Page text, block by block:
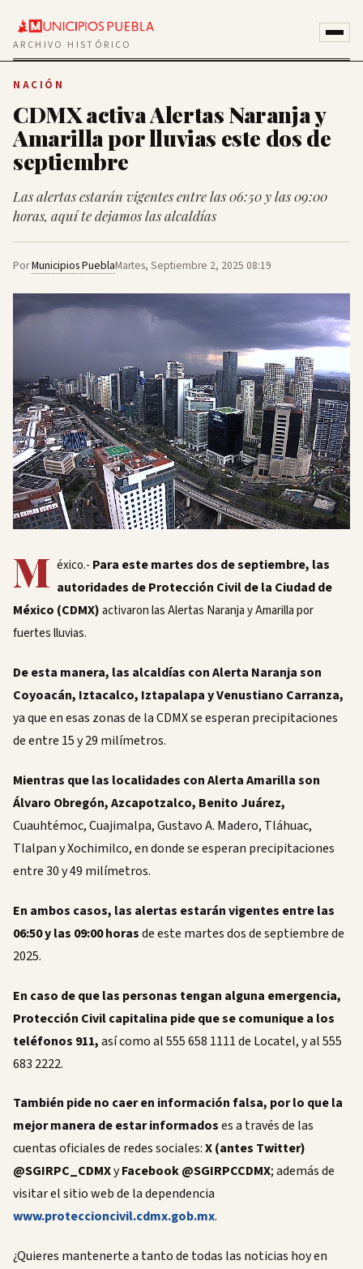
ARCHIVO HISTÓRICO
NACIÓN
CDMX activa Alertas Naranja y
Amarilla por lluvias este dos de
septiembre
Las alertas estarán vigentes entre las 06:50 y las 09:00
horas, aquí te dejamos las alcaldías
PorMunicipios PueblaMartes, Septiembre 2, 2025 08:19
M éxico.- Para este martes dos de septiembre, las
autoridades de Protección Civil de la Ciudad de
México (CDMX)activaron las Alertas Naranja y Amarilla por
fuertes lluvias.
De esta manera, las alcaldías con Alerta Naranja son
Coyoacán, Iztacalco, Iztapalapa y Venustiano Carranza,
ya que en esas zonas de la CDMX se esperan precipitaciones
de entre 15 y 29 milímetros.
Mientras que las localidades con Alerta Amarilla son
Álvaro Obregón, Azcapotzalco, Benito Juárez,
Cuauhtémoc, Cuajimalpa, Gustavo A. Madero, Tláhuac,
Tlalpan y Xochimilco, en donde se esperan precipitaciones
entre 30 y 49 milímetros.
En ambos casos, las alertas estarán vigentes entre las
06:50 y las 09:00 horasde este martes dos de septiembre de
2025.
En caso de que las personas tengan alguna emergencia,
Protección Civil capitalina pide que se comunique a los
teléfonos 911,así como al 555 658 1111 de Locatel, y al 555
683 2222.
También pide no caer en información falsa, por lo que la
mejor manera de estar informadoses a través de las
cuentas oficiales de redes sociales:X (antes Twitter)
@SGIRPC_CDMXyFacebook @SGIRPCCDMX; además de
visitar el sitio web de la dependencia
www.proteccioncivil.cdmx.gob.mx.
¿Quieres mantenerte a tanto de todas las noticias hoy en